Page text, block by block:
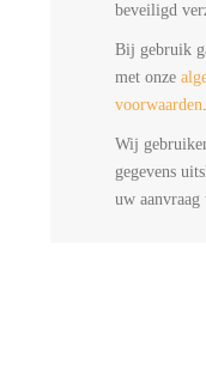
beveiligd
Bij gebruik
met onze
voorwaarden.
Wij
gegevens
uw aanvraag